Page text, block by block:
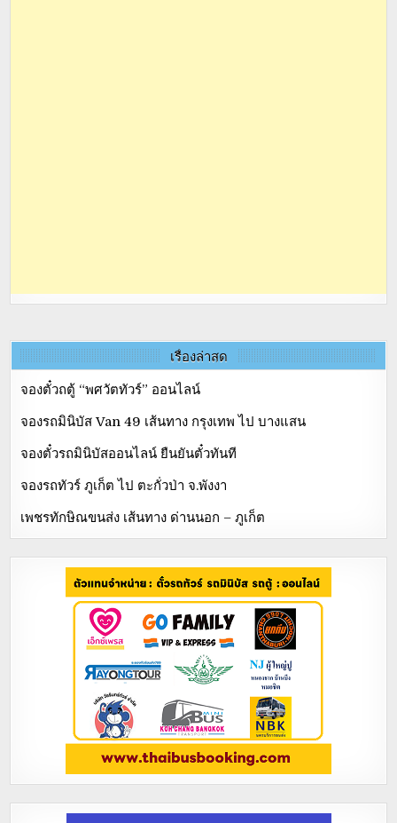
เรื่องล่าสุด
จองตั๋วถตู้ “พศวัตทัวร์” ออนไลน์
จองรถมินิบัส Van 49 เส้นทาง กรุงเทพ ไป บางแสน
จองตั๋วรถมินิบัสออนไลน์ ยืนยันตั๋วทันที
จองรถทัวร์ ภูเก็ต ไป ตะกั่วป่า จ.พังงา
เพชรทักษิณขนส่ง เส้นทาง ด่านนอก – ภูเก็ต